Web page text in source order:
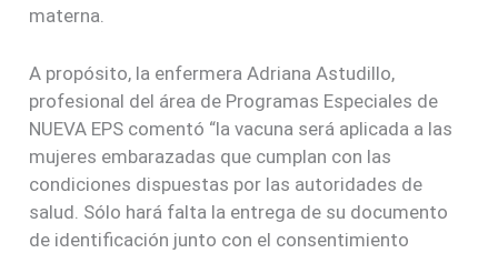
materna.
A propósito, la enfermera Adriana Astudillo,
profesional del área de Programas Especiales de
NUEVA EPS comentó “la vacuna será aplicada a las
mujeres embarazadas que cumplan con las
condiciones dispuestas por las autoridades de
salud. Sólo hará falta la entrega de su documento
de identificación junto con el consentimiento